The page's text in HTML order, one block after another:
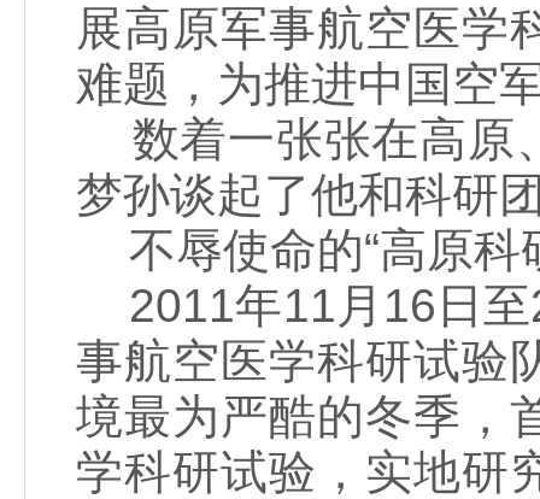
展高原军事航空医学
难题，为推进中国空
数着一张张在高原
梦孙谈起了他和科
不辱使命的“高原科
2011年11月16日至
事航空医学科研试验
境最为严酷的冬季，
学科研试验，实地研